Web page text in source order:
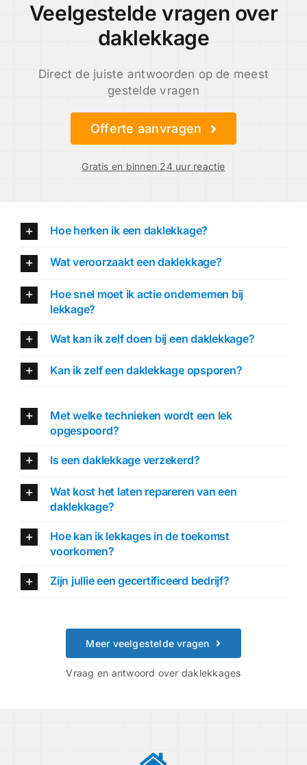
Veelgestelde vragen over
daklekkage
Direct de juiste antwoorden op de meest
gestelde vragen
Offerte aanvragen
Gratis en binnen 24 uur reactie
Hoe herken ik een daklekkage?
Wat veroorzaakt een daklekkage?
Hoe snel moet ik actie ondernemen bij
lekkage?
Wat kan ik zelf doen bij een daklekkage?
Kan ik zelf een daklekkage opsporen?
Met welke technieken wordt een lek
opgespoord?
Is een daklekkage verzekerd?
Wat kost het laten repareren van een
daklekkage?
Hoe kan ik lekkages in de toekomst
voorkomen?
Zijn jullie een gecertificeerd bedrijf?
Meer veelgestelde vragen
Vraag en antwoord over daklekkages